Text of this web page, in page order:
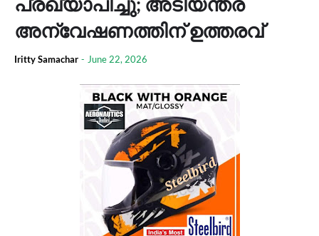
അന്വേഷണത്തിന് ഉത്തരവ്
Iritty Samachar - June 22, 2026